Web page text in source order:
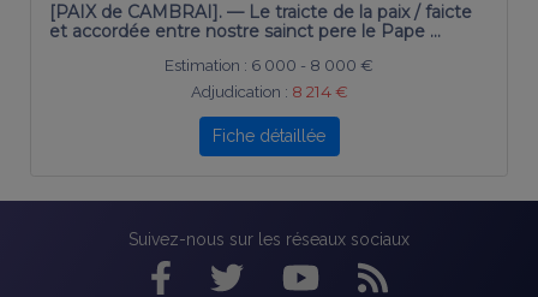
[PAIX de CAMBRAI]. — Le traicte de la paix / faicte
et accordée entre nostre sainct pere le Pape …
Estimation : 6 000 - 8 000 €
Adjudication : 8 214 €
Fiche détaillée
Suivez-nous sur les réseaux sociaux